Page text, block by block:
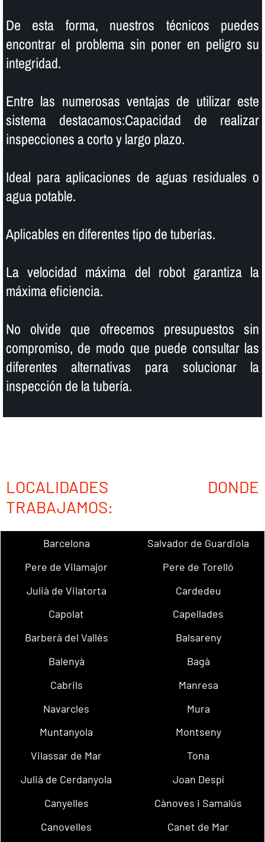
De esta forma, nuestros técnicos puedes
encontrar el problema sin poner en peligro su
integridad.
Entre las numerosas ventajas de utilizar este
sistema destacamos:Capacidad de realizar
inspecciones a corto y largo plazo.
Ideal para aplicaciones de aguas residuales o
agua potable.
Aplicables en diferentes tipo de tuberí­as.
La velocidad máxima del robot garantiza la
máxima eficiencia.
No olvide que ofrecemos presupuestos sin
compromiso, de modo que puede consultar las
diferentes alternativas para solucionar la
inspección de la tuberí­a.
LOCALIDADES DONDE
TRABAJAMOS:
Barcelona
Salvador de Guardiola
Pere de Vilamajor
Pere de Torelló
Julià de Vilatorta
Cardedeu
Capolat
Capellades
Barberà del Vallès
Balsareny
Balenyà
Bagà
Cabrils
Manresa
Navarcles
Mura
Muntanyola
Montseny
Vilassar de Mar
Tona
Julià de Cerdanyola
Joan Despí
Canyelles
Cànoves i Samalús
Canovelles
Canet de Mar